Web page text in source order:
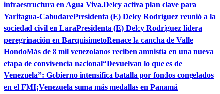
infraestructura en Agua Viva.Delcy activa plan clave para
Yaritagua-CabudarePresidenta (E) Delcy Rodríguez reunió a la
sociedad civil en LaraPresidenta (E) Delcy Rodríguez lidera
peregrinación en BarquisimetoRenace la cancha de Valle
HondoMás de 8 mil venezolanos reciben amnistía en una nueva
etapa de convivencia nacional“Devuelvan lo que es de
Venezuela”: Gobierno intensifica batalla por fondos congelados
en el FMI¡Venezuela suma más medallas en Panamá